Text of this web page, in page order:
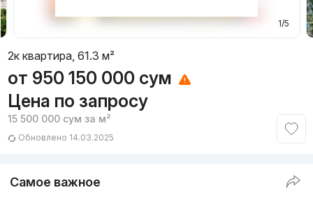
1/5
2к квартира, 61.3 м²
от 950 150 000 сум
Цена по запросу
15 500 000 сум за м²
Обновлено 14.03.2025
Самое важное